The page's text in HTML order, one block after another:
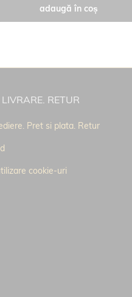
adaugă în coș
RETUR
Pret si plata. Retur
cookie-uri